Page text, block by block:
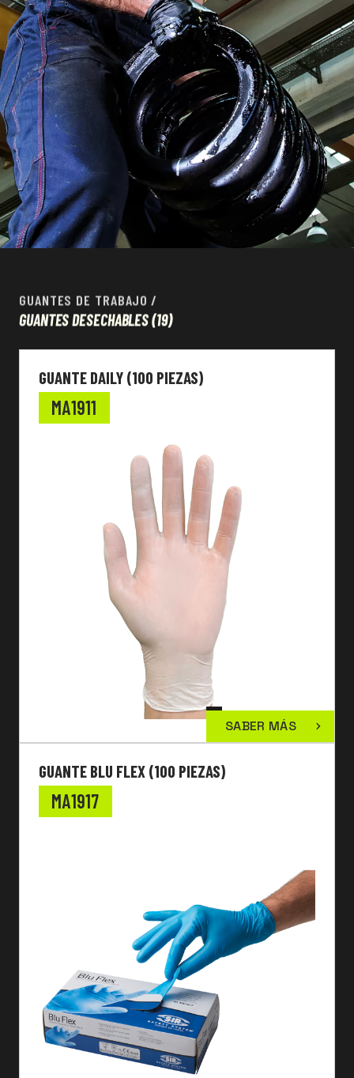
GUANTES DE TRABAJO /
GUANTES DESECHABLES(19)
GUANTE DAILY (100 PIEZAS)
MA1911
SABER MÁS
GUANTE BLU FLEX (100 PIEZAS)
MA1917